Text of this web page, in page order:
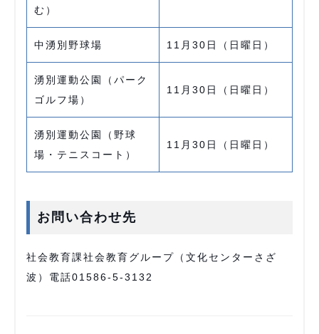
む）
中湧別野球場 11月30日（日曜日）
湧別運動公園（パーク
ゴルフ場）
11月30日（日曜日）
湧別運動公園（野球
場・テニスコート）
11月30日（日曜日）
お問い合わせ先
社会教育課社会教育グループ（文化センターさざ
波）電話01586-5-3132